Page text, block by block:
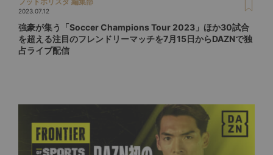
2023.07.12
強豪が集う「Soccer Champions Tour 2023」ほか30試合
を超える注目のフレンドリーマッチを7月15日からDAZNで独
占ライブ配信